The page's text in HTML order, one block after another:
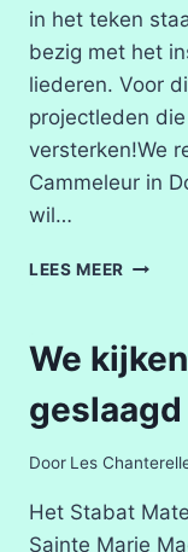
in het teken
bezig met het
liederen. Voor
projectleden
versterken!We
Cammeleur in
wil…
LEES MEER WE
ONS
We
Door Les
Het Stabat
Sainte Marie